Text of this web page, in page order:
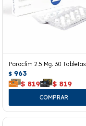
Paraclim 2.5 Mg. 30 Tabletas
$ 963
$ 819 $ 819